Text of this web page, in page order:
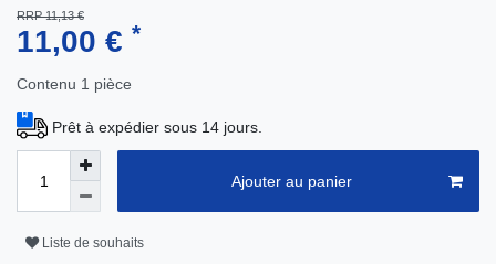
RRP 11,13 €
11,00 € *
Contenu 1 pièce
Prêt à expédier sous 14 jours.
Ajouter au panier
Liste de souhaits